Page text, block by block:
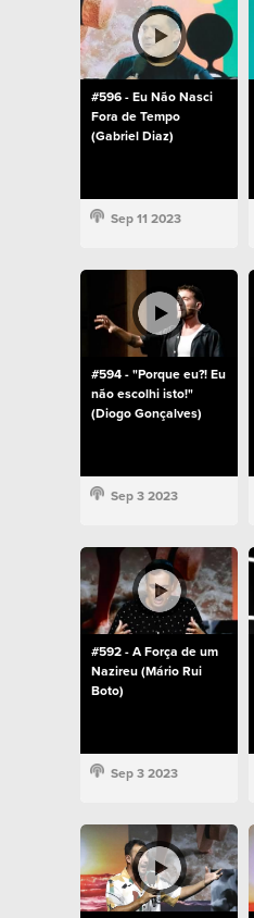
#596 - Eu Não Nasci
Fora de Tempo
(Gabriel Diaz)
Sep 11 2023
#594 - "Porque eu?! Eu
não escolhi isto!"
(Diogo Gonçalves)
Sep 3 2023
#592 - A Força de um
Nazireu (Mário Rui
Boto)
Sep 3 2023